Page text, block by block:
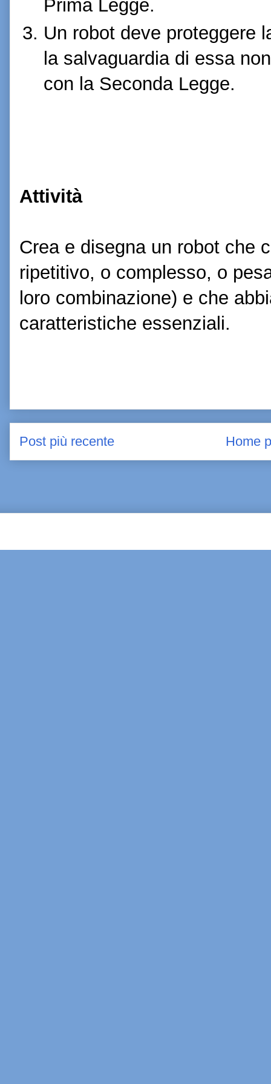
Prima Legge.
Un robot deve proteggere
la salvaguardia di essa
con la Seconda Legge.
Attività
Crea e disegna un robot che
ripetitivo, o complesso, o
loro combinazione) e che
caratteristiche essenziali.
Post più recente Home